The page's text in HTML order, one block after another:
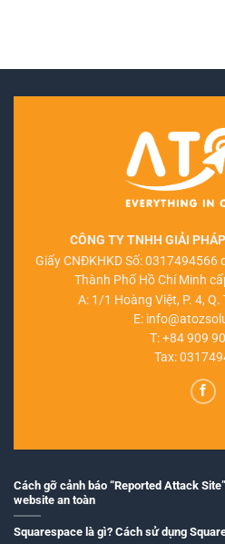
CÔNG TY TNHH GIẢI
Giấy CNĐKHKD Số: 0317494566
Thành Phố Hồ Chí Minh
A: 1/1 Hoàng Việt, P. 4, Q.
E:
T:+84 909
Tax:
Cách gỡ cảnh báo “Reported Attack
website an toàn
Squarespace là gì? Cách sử dụng